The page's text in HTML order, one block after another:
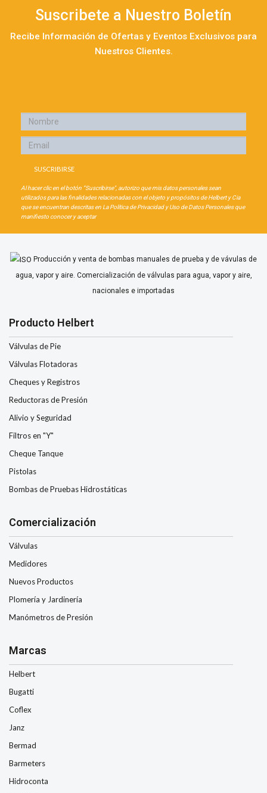
Suscribete a Nuestro Boletín
Recibe Información de Ofertas y Eventos Exclusivos para
Nuestros Clientes.
Al hacer clic en el botón “Suscribirse", autorizo que mis datos personales sean
utilizados para las finalidades relacionadas con el objeto y propósitos de Helbert y Cia
que se encuentran descritas en La Política de Privacidad y Uso de Datos Personales que
manifiesto conocer y aceptar
Producción y venta de bombas manuales de prueba y de vávulas de
agua, vapor y aire. Comercialización de válvulas para agua, vapor y aire,
nacionales e importadas
Producto Helbert
Válvulas de Pie
Válvulas Flotadoras
Cheques y Registros
Reductoras de Presión
Alivio y Seguridad
Filtros en "Y"
Cheque Tanque
Pistolas
Bombas de Pruebas Hidrostáticas
Comercialización
Válvulas
Medidores
Nuevos Productos
Plomería y Jardinería
Manómetros de Presión
Marcas
Helbert
Bugatti
Coflex
Janz
Bermad
Barmeters
Hidroconta